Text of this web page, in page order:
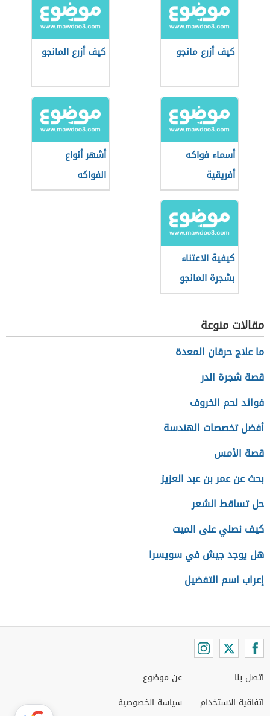
كيف أزرع مانجو كيف أزرع المانجو
أسماء فواكه
أفريقية
أشهر أنواع
الفواكه
الاستوائية
كيفية الاعتناء
بشجرة المانجو
مقالات منوعة
ما علاج حرقان المعدة
قصة شجرة الدر
فوائد لحم الخروف
أفضل تخصصات الهندسة
قصة الأمس
بحث عن عمر بن عبد العزيز
حل تساقط الشعر
كيف نصلي على الميت
هل يوجد جيش في سويسرا
إعراب اسم التفضيل
اتصل بنا
اتفاقية الاستخدام
عن موضوع
سياسة الخصوصية